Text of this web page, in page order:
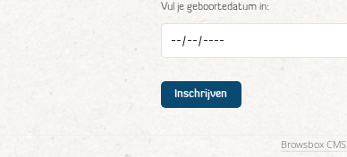
Vul je geboortedatum in:
Browsbox CMS